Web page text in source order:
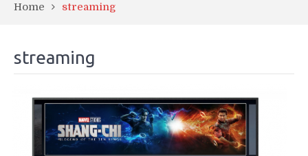
Home streaming
streaming